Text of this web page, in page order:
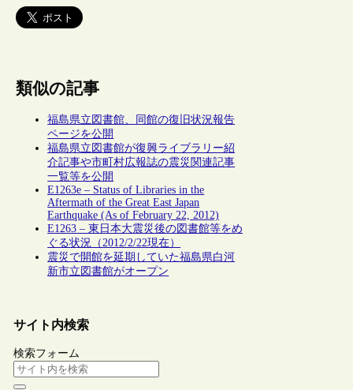
類似の記事
福島県立図書館、同館の復旧状況報告
ページを公開
福島県立図書館が復興ライブラリー紹
介記事や市町村広報誌の震災関連記事
一覧等を公開
E1263e – Status of Libraries in the
Aftermath of the Great East Japan
Earthquake (As of February 22, 2012)
E1263 – 東日本大震災後の図書館等をめ
ぐる状況（2012/2/22現在）
震災で開館を延期していた福島県白河
新市立図書館がオープン
サイト内検索
検索フォーム